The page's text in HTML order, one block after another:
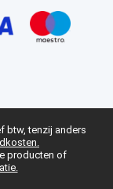
btw, tenzij anders
producten of